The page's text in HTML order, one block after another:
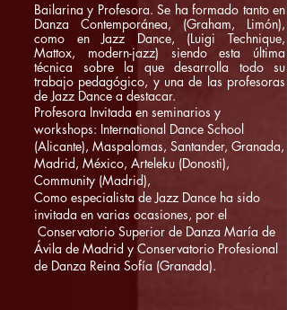
Bailarina y Profesora. Se ha formado tanto en
Danza Contemporánea, (Graham, Limón),
como en Jazz Dance, (Luigi Technique,
Mattox, modern-jazz) siendo esta última
técnica sobre la que desarrolla todo su
trabajo pedagógico, y una de las profesoras
de Jazz Dance a destacar.
Profesora Invitada en seminarios y
workshops: International Dance School
(Alicante), Maspalomas, Santander, Granada,
Madrid, México, Arteleku (Donosti),
Community (Madrid),
Como especialista de Jazz Dance ha sido
invitada en varias ocasiones, por el
Conservatorio Superior de Danza María de
Ávila de Madrid y Conservatorio Profesional
de Danza Reina Sofía (Granada).